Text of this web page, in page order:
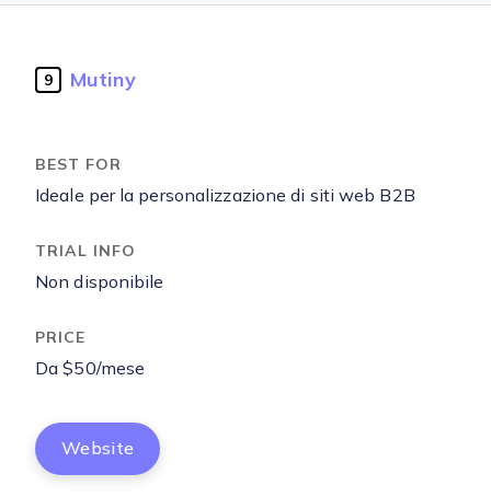
9 Mutiny
Ideale per la personalizzazione di siti web B2B
Non disponibile
Da $50/mese
Website